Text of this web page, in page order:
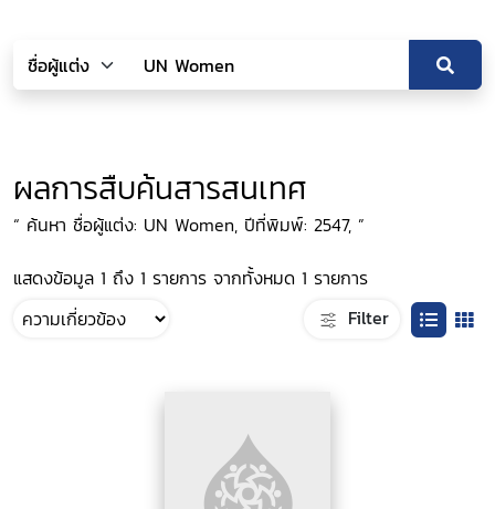
ผลการสืบค้นสารสนเทศ
“ ค้นหา ชื่อผู้แต่ง: UN Women, ปีที่พิมพ์: 2547, ”
แสดงข้อมูล 1 ถึง 1 รายการ จากทั้งหมด 1 รายการ
Filter